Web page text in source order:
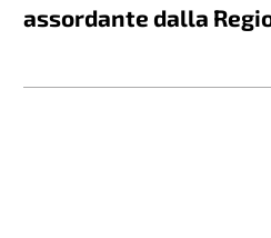
assordante dalla